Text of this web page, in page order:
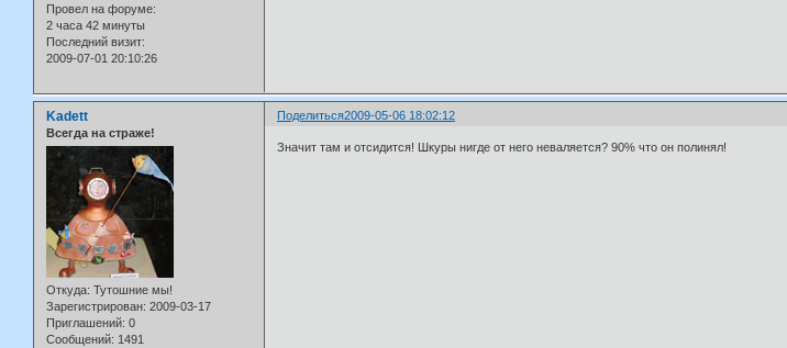
Провел на форуме:
2 часа 42 минуты
Последний визит:
2009-07-01 20:10:26
Поделиться2009-05-06 18:02:12
Kadett
Всегда на страже!
Откуда: Тутошние мы!
Зарегистрирован: 2009-03-17
Приглашений: 0
Сообщений: 1491
Значит там и отсидится! Шкуры нигде от него неваляется? 90% что он полинял!